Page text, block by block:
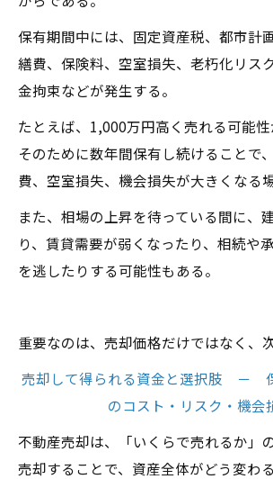
保有期間中には、固定資産税、都市計
繕費、保険料、空室損失、老朽化リス
金拘束などが発生する。
たとえば、1,000万円高く売れる可能性
そのために数年間保有し続けることで
費、空室損失、機会損失が大きくなる
また、相場の上昇を待っている間に、
り、賃貸需要が弱くなったり、相続や
を逃したりする可能性もある。
重要なのは、売却価格だけではなく、
売却して得られる資金と選択肢 －
のコスト・リスク・機会
不動産売却は、「いくらで売れるか」
売却することで、資産全体がどう変わ